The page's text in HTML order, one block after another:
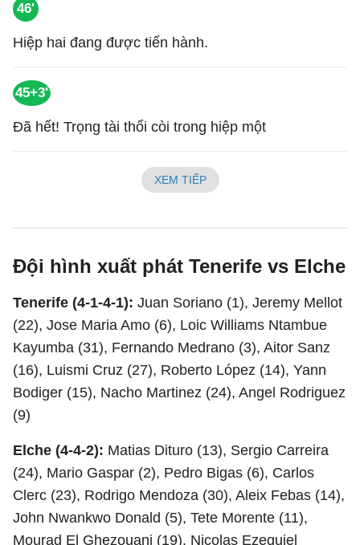
46'
Hiệp hai đang được tiến hành.
45+3'
Đã hết! Trọng tài thổi còi trong hiệp một
XEM TIẾP
Đội hình xuất phát Tenerife vs Elche
Tenerife (4-1-4-1): Juan Soriano (1), Jeremy Mellot
(22), Jose Maria Amo (6), Loic Williams Ntambue
Kayumba (31), Fernando Medrano (3), Aitor Sanz
(16), Luismi Cruz (27), Roberto López (14), Yann
Bodiger (15), Nacho Martinez (24), Angel Rodriguez
(9)
Elche (4-4-2): Matias Dituro (13), Sergio Carreira
(24), Mario Gaspar (2), Pedro Bigas (6), Carlos
Clerc (23), Rodrigo Mendoza (30), Aleix Febas (14),
John Nwankwo Donald (5), Tete Morente (11),
Mourad El Ghezouani (19), Nicolas Ezequiel